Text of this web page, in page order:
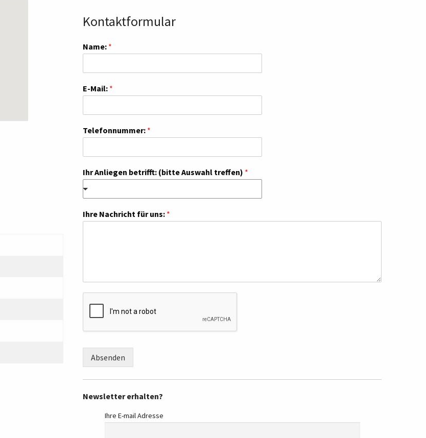
Kontaktformular
Name: *
E-Mail: *
Telefonnummer: *
Ihr Anliegen betrifft: (bitte Auswahl treffen) *
Ihre Nachricht für uns: *
Absenden
Newsletter erhalten?
Ihre E-mail Adresse